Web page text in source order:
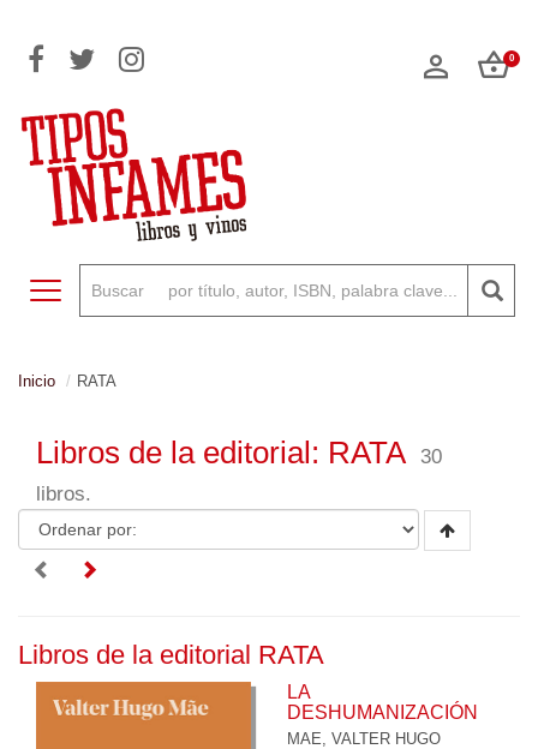
0
Toggle navigation
Inicio RATA
Libros de la editorial: RATA
30
libros.
Libros de la editorial RATA
LA
DESHUMANIZACIÓN
MAE, VALTER HUGO